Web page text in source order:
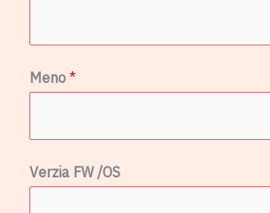
Meno*
Verzia FW /OS